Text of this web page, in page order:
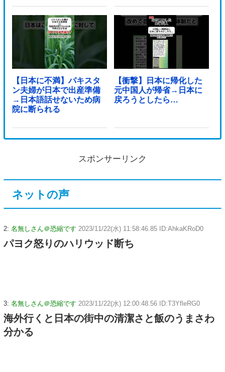
【日本に不満】パキスタ
ン夫婦が日本で出産準備
→日本語話せないため病
院に断られる
【衝撃】日本に帰化した
元中国人が帰省→日本に
戻ろうとしたら…
スポンサーリンク
ネットの声
2: 名無しさん＠恐縮です 2023/11/22(水) 11:58:46.85 ID:AhkaKRoD0
パヨク怒りのハリウッド断ち
3: 名無しさん＠恐縮です 2023/11/22(水) 12:00:48.56 ID:T3YfleRG0
海外行くと日本の街中の清潔さと飯のうまさわ
分かる